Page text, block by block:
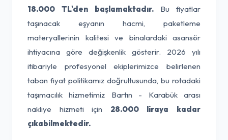
18.000 TL'den başlamaktadır. Bu fiyatlar
taşınacak eşyanın hacmi, paketleme
materyallerinin kalitesi ve binalardaki asansör
ihtiyacına göre değişkenlik gösterir. 2026 yılı
itibariyle profesyonel ekiplerimizce belirlenen
taban fiyat politikamız doğrultusunda, bu rotadaki
taşımacılık hizmetimiz Bartın - Karabük arası
nakliye hizmeti için 28.000 liraya kadar
çıkabilmektedir.